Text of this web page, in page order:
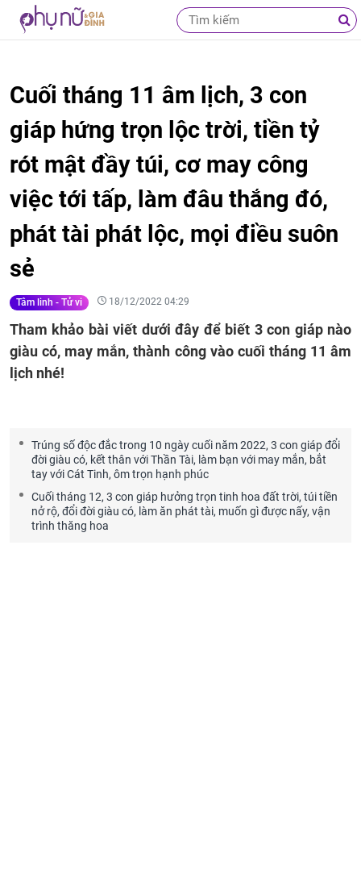
Cuối tháng 11 âm lịch, 3 con
giáp hứng trọn lộc trời, tiền tỷ
rót mật đầy túi, cơ may công
việc tới tấp, làm đâu thắng đó,
phát tài phát lộc, mọi điều suôn
sẻ
Tâm linh - Tử vi 18/12/2022 04:29
Tham khảo bài viết dưới đây để biết 3 con giáp nào
giàu có, may mắn, thành công vào cuối tháng 11 âm
lịch nhé!
Trúng số độc đắc trong 10 ngày cuối năm 2022, 3 con giáp đổi
đời giàu có, kết thân với Thần Tài, làm bạn với may mắn, bắt
tay với Cát Tinh, ôm trọn hạnh phúc
Cuối tháng 12, 3 con giáp hưởng trọn tinh hoa đất trời, túi tiền
nở rộ, đổi đời giàu có, làm ăn phát tài, muốn gì được nấy, vận
trình thăng hoa